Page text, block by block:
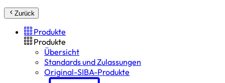
Zurück
Produkte
Produkte
Übersicht
Standards und Zulassungen
Original-SIBA-Produkte